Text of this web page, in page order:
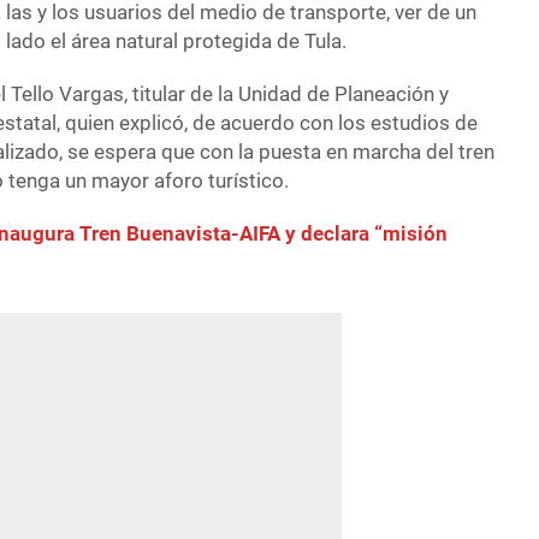
y los usuarios del medio de transporte, ver de un
el área natural protegida de Tula.
Vargas, titular de la Unidad de Planeación y
quien explicó, de acuerdo con los estudios de
se espera que con la puesta en marcha del tren
tenga un mayor aforo turístico.
Tren Buenavista-AIFA y declara “misión